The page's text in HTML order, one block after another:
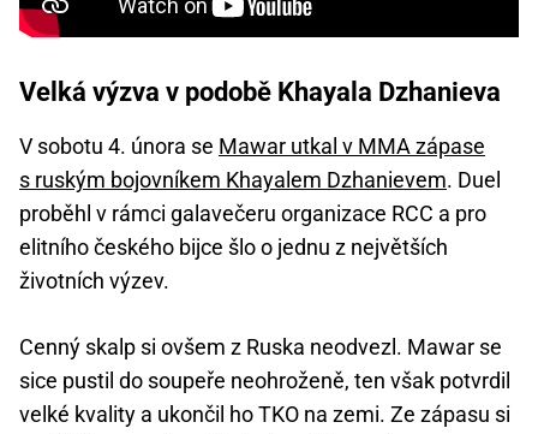
Velká výzva v podobě Khayala Dzhanieva
V sobotu 4. února se Mawar utkal v MMA zápase
s ruským bojovníkem Khayalem Dzhanievem. Duel
proběhl v rámci galavečeru organizace RCC a pro
elitního českého bijce šlo o jednu z největších
životních výzev.
Cenný skalp si ovšem z Ruska neodvezl. Mawar se
sice pustil do soupeře neohroženě, ten však potvrdil
velké kvality a ukončil ho TKO na zemi. Ze zápasu si